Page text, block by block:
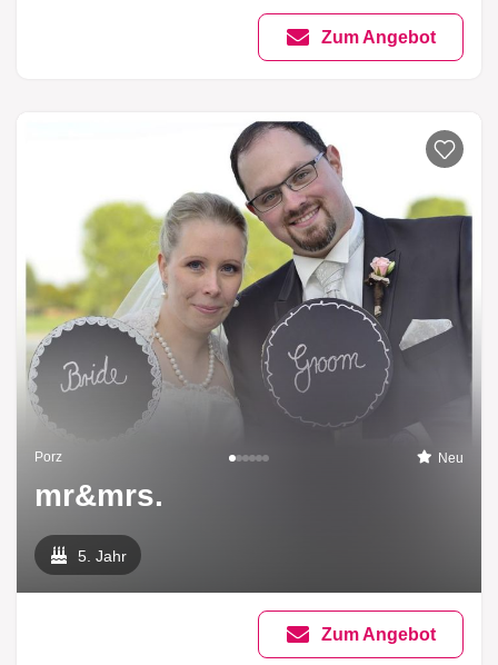
Zum Angebot
Porz Neu
mr&mrs.
5. Jahr
Zum Angebot